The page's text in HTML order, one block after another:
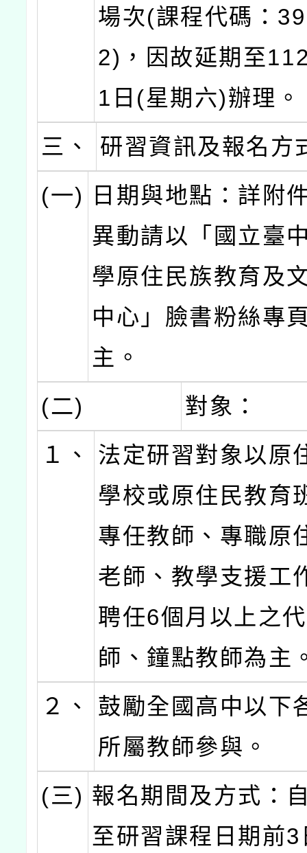
場次(課程代碼：
2)，因故延期至
1日(星期六)辦理。
三、
研習資訊及報名方
(一)
日期與地點：詳附
異動請以「國立臺
學原住民族教育及
中心」臉書粉絲專
主。
(二)
對象：
１、
法定研習對象以原
學校或原住民教育
專任教師、專職原
老師、教學支援工
聘任6個月以上之
師、鐘點教師為主
２、
鼓勵全國高中以下
所屬教師參與。
(三) 報名期間及方式：
至研習課程日期前